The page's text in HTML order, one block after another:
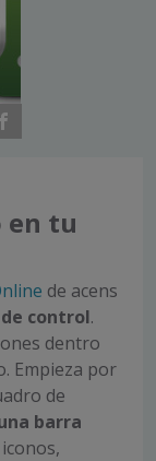
en tu
de acens
control.
dentro
Empieza por
de
barra